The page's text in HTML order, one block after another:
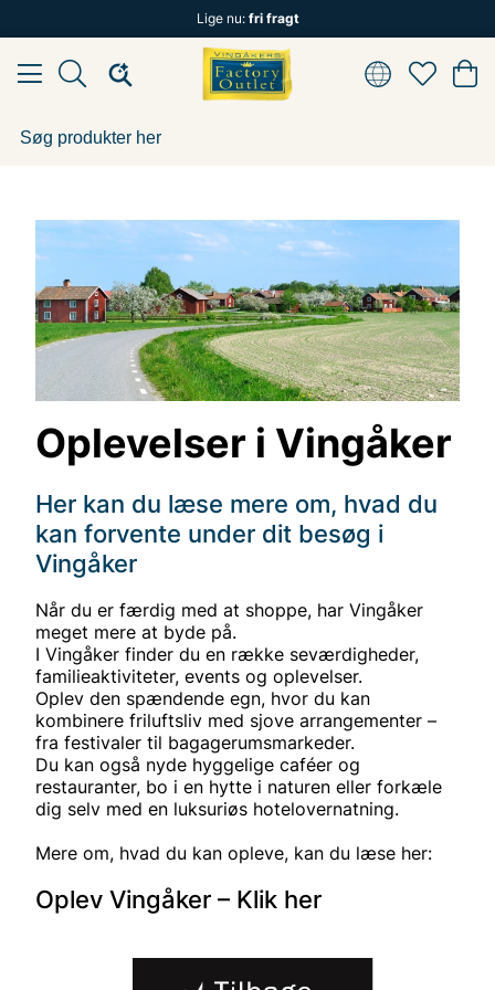
Lige nu: fri fragt
Oplevelser i Vingåker
Her kan du læse mere om, hvad du
kan forvente under dit besøg i
Vingåker
Når du er færdig med at shoppe, har Vingåker
meget mere at byde på.
I Vingåker finder du en række seværdigheder,
familieaktiviteter, events og oplevelser.
Oplev den spændende egn, hvor du kan
kombinere friluftsliv med sjove arrangementer –
fra festivaler til bagagerumsmarkeder.
Du kan også nyde hyggelige caféer og
restauranter, bo i en hytte i naturen eller forkæle
dig selv med en luksuriøs hotelovernatning.
Mere om, hvad du kan opleve, kan du læse her:
Oplev Vingåker – Klik her